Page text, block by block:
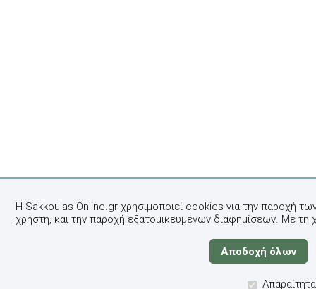
Η Sakkoulas-Online.gr χρησιμοποιεί cookies για την παροχή
χρήστη, και την παροχή εξατομικευμένων διαφημίσεων. Με